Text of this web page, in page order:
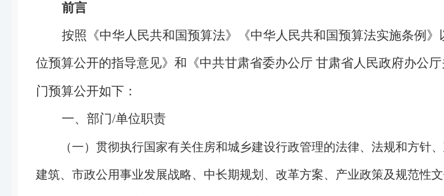
前言
按照《中华人民共和国预算法》《中华人民共和国预算法实施条例
位预算公开的指导意见》和《中共甘肃省委办公厅 甘肃省人民政府办公
门预算公开如下：
一、部门/单位职责
（一）贯彻执行国家有关住房和城乡建设行政管理的法律、法规和方针
建筑、市政公用事业发展战略、中长期规划、改革方案、产业政策及规范性文